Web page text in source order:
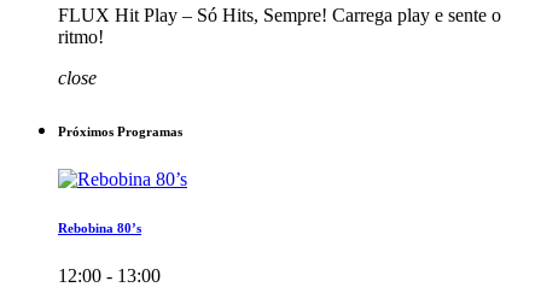
FLUX Hit Play – Só Hits, Sempre! Carrega play e sente o
ritmo!
close
Próximos Programas
Rebobina 80’s
12:00 - 13:00